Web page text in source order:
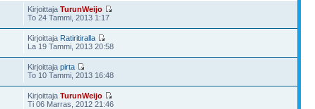
KirjoittajaTurunWeijo
To 24 Tammi, 2013 1:17
Kirjoittaja Ratiritiralla
La 19 Tammi, 2013 20:58
Kirjoittajapirta
To 10 Tammi, 2013 16:48
KirjoittajaTurunWeijo
Ti 06 Marras, 2012 21:46